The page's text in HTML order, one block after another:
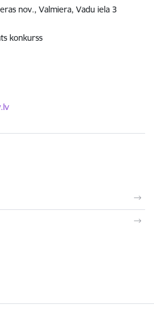
nov., Valmiera, Vadu iela 3
konkurss